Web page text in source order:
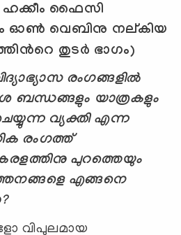
ഫൈസി
ഓണ്‍ വെബിനു നല്കിയ
തുടര്‍ ഭാഗം)
രംഗങ്ങളില്‍
ബന്ധങ്ങളും യാത്രകളും
വ്യക്തി എന്ന
രംഗത്ത്
പുറത്തെയും
എങ്ങനെ
?
വിപുലമായ